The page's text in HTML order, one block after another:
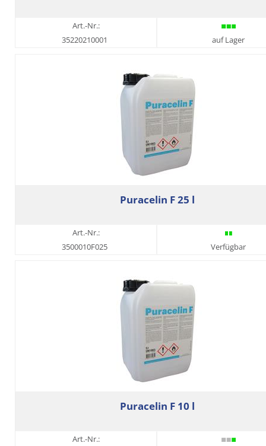
Art.-Nr.:
35220210001
auf Lager
Puracelin F 25 l
Art.-Nr.:
3500010F025
Verfügbar
Puracelin F 10 l
Art.-Nr.: